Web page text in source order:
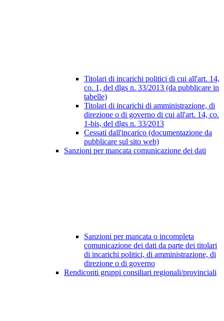
Titolari di incarichi politici di cui all'art. 14,
co. 1, del dlgs n. 33/2013 (da pubblicare in
tabelle)
Titolari di incarichi di amministrazione, di
direzione o di governo di cui all'art. 14, co.
1-bis, del dlgs n. 33/2013
Cessati dall'incarico (documentazione da
pubblicare sul sito web)
Sanzioni per mancata comunicazione dei dati
Sanzioni per mancata o incompleta
comunicazione dei dati da parte dei titolari
di incarichi politici, di amministrazione, di
direzione o di governo
Rendiconti gruppi consiliari regionali/provinciali